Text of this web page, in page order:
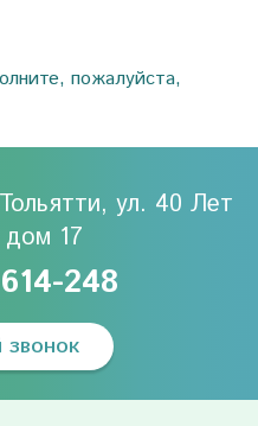
пожалуйста,
ул. 40 Лет
17
614-248
ЗВОНОК